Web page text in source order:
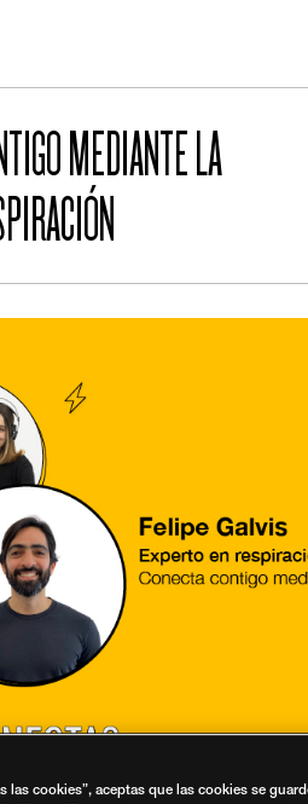
MEDIANTE LA
las cookies”, aceptas que las cookies se